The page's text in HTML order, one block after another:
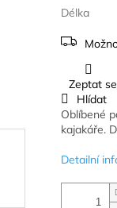
Délka
Oblíbené
kajakáře.
Detailní
Zeptat se
Hlídat